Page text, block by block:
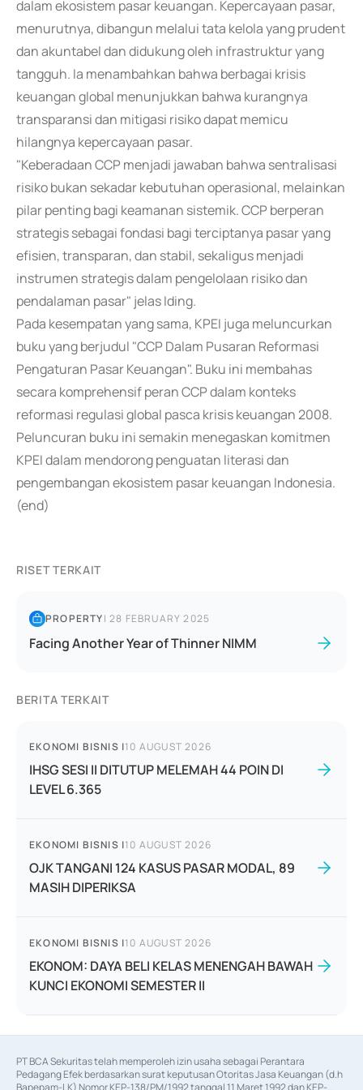
dalam ekosistem pasar keuangan. Kepercayaan pasar,
menurutnya, dibangun melalui tata kelola yang prudent
dan akuntabel dan didukung oleh infrastruktur yang
tangguh. Ia menambahkan bahwa berbagai krisis
keuangan global menunjukkan bahwa kurangnya
transparansi dan mitigasi risiko dapat memicu
hilangnya kepercayaan pasar.
"Keberadaan CCP menjadi jawaban bahwa sentralisasi
risiko bukan sekadar kebutuhan operasional, melainkan
pilar penting bagi keamanan sistemik. CCP berperan
strategis sebagai fondasi bagi terciptanya pasar yang
efisien, transparan, dan stabil, sekaligus menjadi
instrumen strategis dalam pengelolaan risiko dan
pendalaman pasar" jelas Iding.
Pada kesempatan yang sama, KPEI juga meluncurkan
buku yang berjudul "CCP Dalam Pusaran Reformasi
Pengaturan Pasar Keuangan". Buku ini membahas
secara komprehensif peran CCP dalam konteks
reformasi regulasi global pasca krisis keuangan 2008.
Peluncuran buku ini semakin menegaskan komitmen
KPEI dalam mendorong penguatan literasi dan
pengembangan ekosistem pasar keuangan Indonesia.
(end)
RISET TERKAIT
PROPERTY|28 FEBRUARY 2025
Facing Another Year of Thinner NIMM
BERITA TERKAIT
EKONOMI BISNIS |10 AUGUST 2026
IHSG SESI II DITUTUP MELEMAH 44 POIN DI
LEVEL 6.365
EKONOMI BISNIS |10 AUGUST 2026
OJK TANGANI 124 KASUS PASAR MODAL, 89
MASIH DIPERIKSA
EKONOMI BISNIS |10 AUGUST 2026
EKONOM: DAYA BELI KELAS MENENGAH BAWAH
KUNCI EKONOMI SEMESTER II
PT BCA Sekuritas telah memperoleh izin usaha sebagai Perantara
Pedagang Efek berdasarkan surat keputusan Otoritas Jasa Keuangan (d.h
Bapepam-LK) Nomor KEP-138/PM/1992 tanggal 11 Maret 1992 dan KEP-